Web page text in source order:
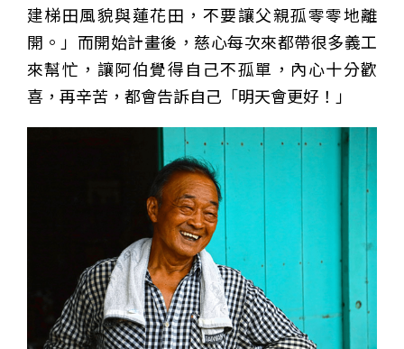
建梯田風貌與蓮花田，不要讓父親孤零零地離
開。」而開始計畫後，慈心每次來都帶很多義工
來幫忙，讓阿伯覺得自己不孤單，內心十分歡
喜，再辛苦，都會告訴自己「明天會更好！」